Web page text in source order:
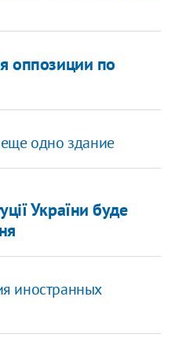
оппозиции по
одно здание
України буде
иностранных